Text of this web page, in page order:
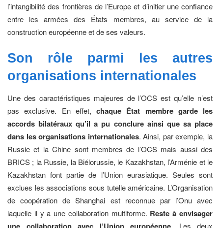
l’intangibilité des frontières de l’Europe et d’initier une confiance
entre les armées des États membres, au service de la
construction européenne et de ses valeurs.
Son rôle parmi les autres
organisations internationales
Une des caractéristiques majeures de l’OCS est qu’elle n’est
pas exclusive. En effet, chaque État membre garde les
accords bilatéraux qu’il a pu conclure ainsi que sa place
dans les organisations internationales. Ainsi, par exemple, la
Russie et la Chine sont membres de l’OCS mais aussi des
BRICS ; la Russie, la Biélorussie, le Kazakhstan, l’Arménie et le
Kazakhstan font partie de l’Union eurasiatique. Seules sont
exclues les associations sous tutelle américaine. L’Organisation
de coopération de Shanghai est reconnue par l’Onu avec
laquelle il y a une collaboration multiforme. Reste à envisager
. Les deux